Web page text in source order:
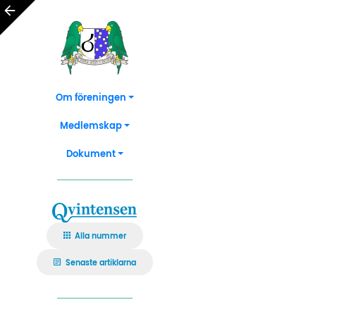
Om föreningen
Medlemskap
Dokument
Alla nummer
Senaste artiklarna